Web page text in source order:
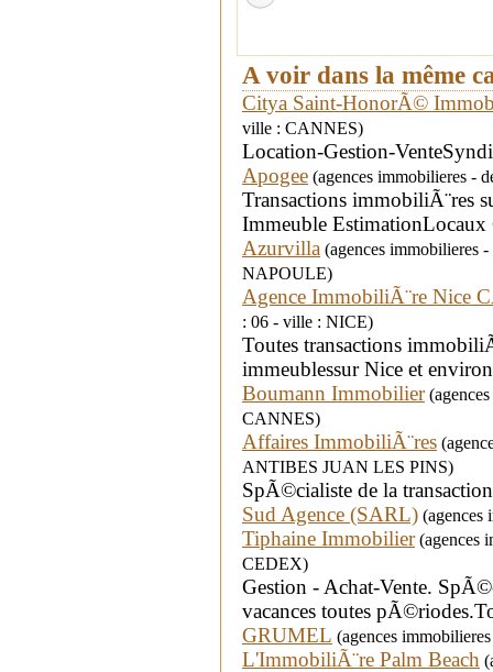
A voir dans la même
Citya Saint-HonorÃ©
ville : CANNES)
Location-Gestion-
Apogee (agences immobilieres -
Transactions immobiliÃ¨res
Immeuble
Azurvilla (agences
NAPOULE)
Agence ImmobiliÃ¨re Nice
: 06 - ville : NICE)
Toutes transactions
immeublessur Nice et environ
Boumann Immobilier
CANNES)
Affaires ImmobiliÃ¨res
ANTIBES JUAN LES PINS)
SpÃ©cialiste de la
Sud Agence (SARL) (agences
Tiphaine Immobilier(agences
CEDEX)
Gestion - Achat-Vente.
vacances toutes
GRUMEL (agences
L'ImmobiliÃ¨re Palm Beach